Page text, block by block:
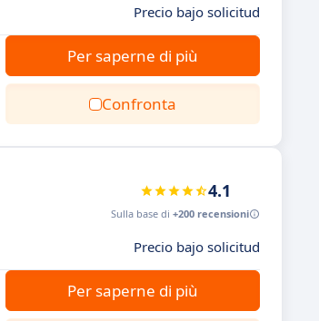
Precio bajo solicitud
Per saperne di più
Confronta
4.1
Sulla base di +200 recensioni
Precio bajo solicitud
Per saperne di più